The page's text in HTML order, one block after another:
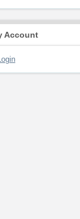
Account